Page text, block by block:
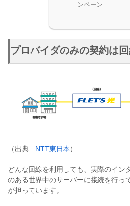
ンペーン
プロバイダのみの契約は
（出典： NTT東日本）
どんな回線を利用しても、実際のイン
のある世界中のサーバーに接続を行っ
が担っています。